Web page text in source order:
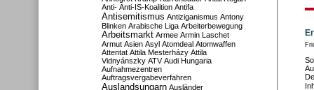
Anti- Anti-IS-Koalition Antifa
Antisemitismus Antiziganismus Antony
Blinken Arabische Liga Arbeiterbewegung
Arbeitsmarkt Armee Armin Laschet
Armut Asien Asyl Atomdeal Atomwaffen
Attentat Attila Mesterházy Attila
Vidnyánszky ATV Audi Hungaria
Aufnahmezentren
Auftragsvergabeverfahren
Auslandsungarn Ausländer